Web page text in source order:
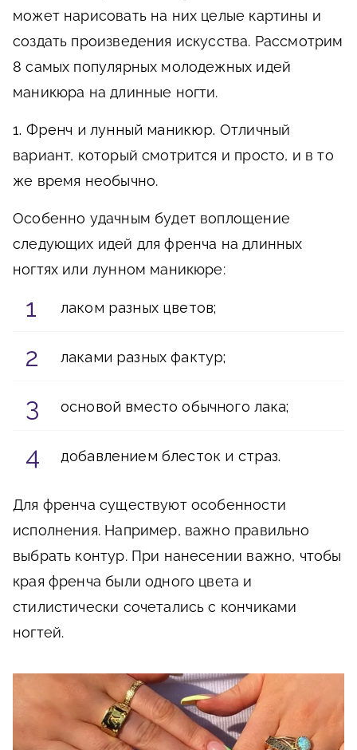
может нарисовать на них целые картины и
создать произведения искусства. Рассмотрим
8 самых популярных молодежных идей
маникюра на длинные ногти.
1. Френч и лунный маникюр. Отличный
вариант, который смотрится и просто, и в то
же время необычно.
Особенно удачным будет воплощение
следующих идей для френча на длинных
ногтях или лунном маникюре:
лаком разных цветов;
лаками разных фактур;
основой вместо обычного лака;
добавлением блесток и страз.
Для френча существуют особенности
исполнения. Например, важно правильно
выбрать контур. При нанесении важно, чтобы
края френча были одного цвета и
стилистически сочетались с кончиками
ногтей.